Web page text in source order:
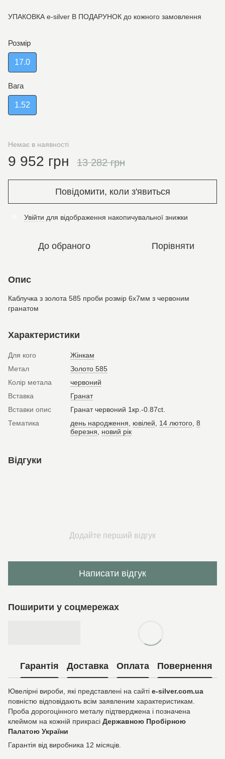
УПАКОВКА e-silver В ПОДАРУНОК до кожного замовлення
Розмір
17.0
Вага
1.52
Немає в наявності
9 952 грн 13 282 грн
Повідомити, коли з'явиться
Увійти для відображення накопичувальної знижки
До обраного Порівняти
Опис
Каблучка з золота 585 проби розмір 6х7мм з червоним
гранатом
Характеристики
Для кого
Жінкам
Метал
Золото 585
Колір метала
червоний
Вставка
Гранат
Вставки опис
Гранат червоний 1кр.-0.87ct.
Тематика
день народження ювілей 14 лютого 8
березня
новий рік
Відгуки
Додайте перший відгук
Написати відгук
Поширити у соцмережах
Гарантія Доставка Оплата Повернення
Ювелірні вироби, які представлені на сайті e-silver.com.ua
повністю відповідають всім заявленим характеристикам.
Проба дорогоцінного металу підтверджена і позначена
клеймом на кожній прикрасі Державною Пробірною
Палатою України
Гарантія від виробника 12 місяців.